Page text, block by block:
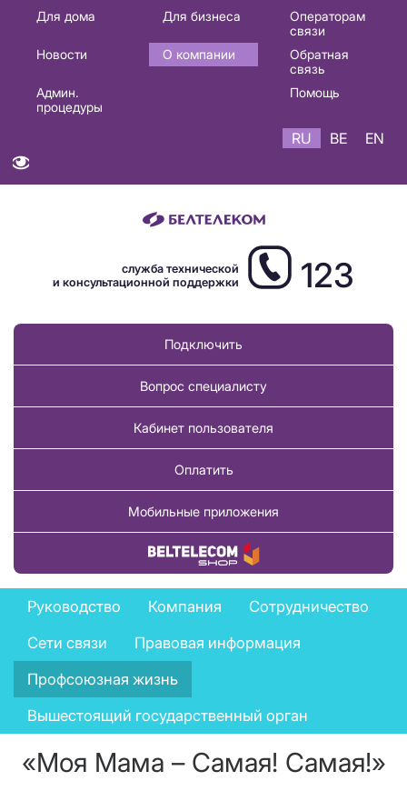
Основная
навигация
Для дома Для бизнеса
Операторам
связи
Новости
О компании
Обратная
связь
Админ.
процедуры
Помощь
RU BE EN
служба технической
и консультационной поддержки
123
Подключить
Вопрос специалисту
Кабинет пользователя
Оплатить
Мобильные приложения
Купить товар
Company
menu
Руководство Компания
Сотрудничество
Сети связи
Правовая информация
Профсоюзная жизнь
Вышестоящий государственный орган
«Моя Мама – Самая! Самая!»